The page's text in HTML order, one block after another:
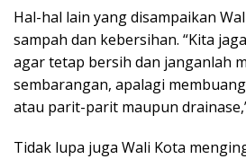
Hal-hal lain yang disampaikan
sampah dan kebersihan. “Kita
agar tetap bersih dan janganlah
sembarangan, apalagi
atau parit-parit maupun
Tidak lupa juga Wali Kota